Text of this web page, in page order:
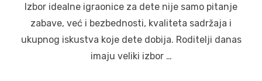
Izbor idealne igraonice za dete nije samo pitanje
zabave, već i bezbednosti, kvaliteta sadržaja i
ukupnog iskustva koje dete dobija. Roditelji danas
imaju veliki izbor …